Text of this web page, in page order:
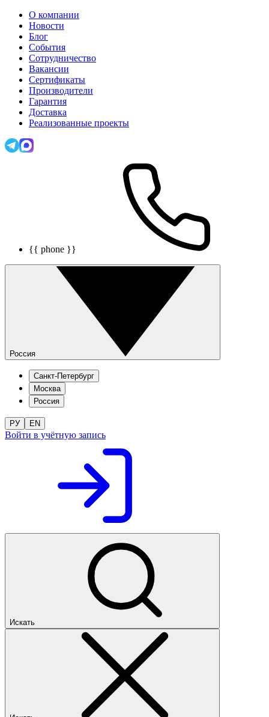
О компании
Новости
Блог
События
Сотрудничество
Вакансии
Сертификаты
Производители
Гарантия
Доставка
Реализованные проекты
{{ phone }}
Россия
Санкт-Петербург
Москва
Россия
РУ EN
Войти в учётную запись
Искать